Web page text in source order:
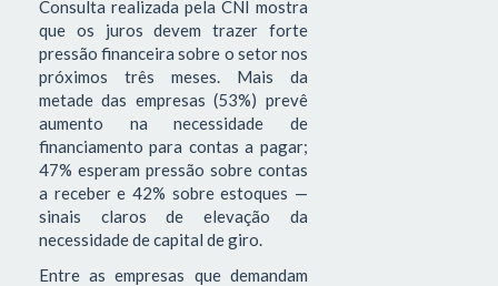
Consulta realizada pela CNI mostra
que os juros devem trazer forte
pressão financeira sobre o setor nos
próximos três meses. Mais da
metade das empresas (53%) prevê
aumento na necessidade de
financiamento para contas a pagar;
47% esperam pressão sobre contas
a receber e 42% sobre estoques —
sinais claros de elevação da
necessidade de capital de giro.
Entre as empresas que demandam